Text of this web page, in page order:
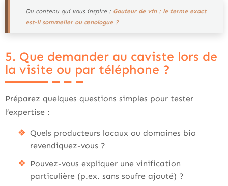
Du contenu qui vous inspire : Gouteur de vin : le terme exact
est-il sommelier ou œnologue ?
5. Que demander au caviste lors de
la visite ou par téléphone ?
Préparez quelques questions simples pour tester
l’expertise :
Quels producteurs locaux ou domaines bio
revendiquez-vous ?
Pouvez-vous expliquer une vinification
particulière (p.ex. sans soufre ajouté) ?